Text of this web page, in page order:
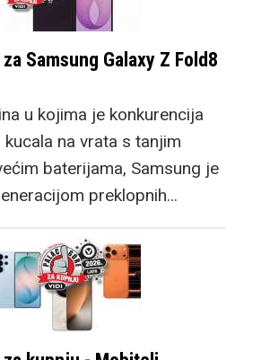
Samsung Galaxy Z Fold8
u kojima je konkurencija
na vrata s tanjim
baterijama, Samsung je
preklopnih…